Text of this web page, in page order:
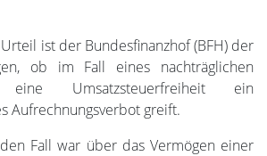
ist der Bundesfinanzhof (BFH) der
ob im Fall eines nachträglichen
Umsatzsteuerfreiheit ein
Aufrechnungsverbot greift.
Fall war über das Vermögen einer